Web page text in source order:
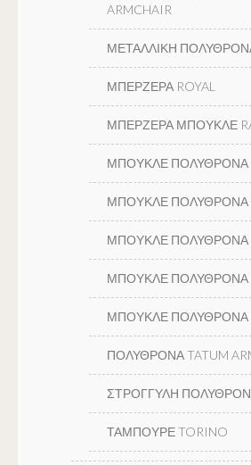
ARMCHAIR
ΜΕΤΑΛΛΙΚΗ
ΜΠΕΡΖΕΡΑ ROYAL
ΜΠΕΡΖΕΡΑ ΜΠΟΥΚΛΕ
ΜΠΟΥΚΛΕ ΠΟΛΥΘΡΟΝΑ
ΜΠΟΥΚΛΕ ΠΟΛΥΘΡΟΝΑ
ΜΠΟΥΚΛΕ ΠΟΛΥΘΡΟΝΑ
ΜΠΟΥΚΛΕ ΠΟΛΥΘΡΟΝΑ
ΜΠΟΥΚΛΕ ΠΟΛΥΘΡΟΝΑ
ΠΟΛΥΘΡΟΝΑ TATUM
ΣΤΡΟΓΓΥΛΗ
ΤΑΜΠΟΥΡΕ TORINO